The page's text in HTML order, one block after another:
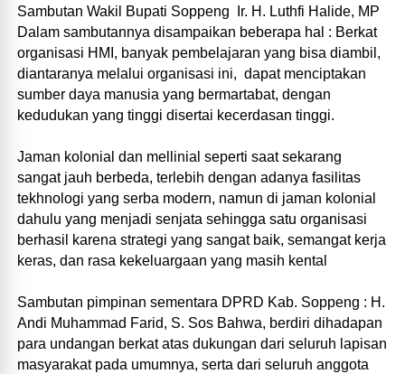
Sambutan Wakil Bupati Soppeng Ir. H. Luthfi Halide, MP
Dalam sambutannya disampaikan beberapa hal : Berkat
organisasi HMI, banyak pembelajaran yang bisa diambil,
diantaranya melalui organisasi ini, dapat menciptakan
sumber daya manusia yang bermartabat, dengan
kedudukan yang tinggi disertai kecerdasan tinggi.
Jaman kolonial dan mellinial seperti saat sekarang
sangat jauh berbeda, terlebih dengan adanya fasilitas
tekhnologi yang serba modern, namun di jaman kolonial
dahulu yang menjadi senjata sehingga satu organisasi
berhasil karena strategi yang sangat baik, semangat kerja
keras, dan rasa kekeluargaan yang masih kental
Sambutan pimpinan sementara DPRD Kab. Soppeng : H.
Andi Muhammad Farid, S. Sos Bahwa, berdiri dihadapan
para undangan berkat atas dukungan dari seluruh lapisan
masyarakat pada umumnya, serta dari seluruh anggota